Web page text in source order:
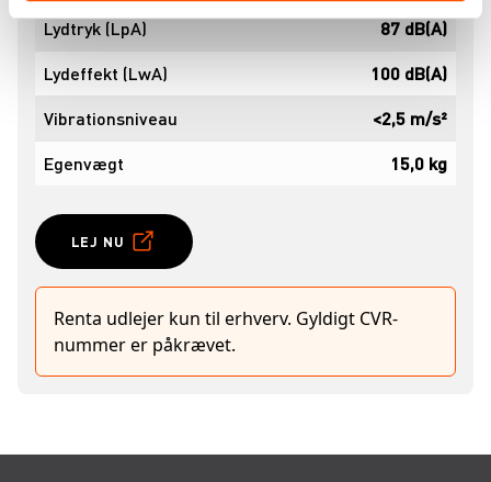
Lydtryk (LpA)
87 dB(A)
Lydeffekt (LwA)
100 dB(A)
Vibrationsniveau
<2,5 m/s²
Egenvægt
15,0 kg
LEJ NU
Renta udlejer kun til erhverv. Gyldigt CVR-
nummer er påkrævet.